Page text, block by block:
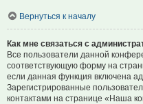
Вернуться к началу
Как мне связаться с
Все пользователи данной
соответствующую форму на
если данная функция включена
Зарегистрированные
контактами на странице «Наша